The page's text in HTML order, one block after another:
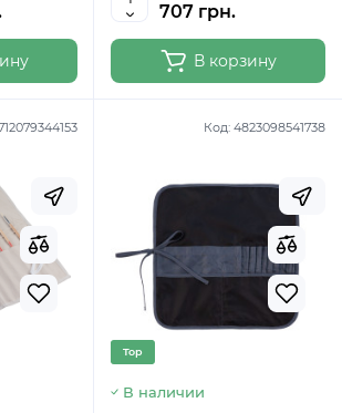
707 грн.
В корзину
Код: 4823098541738
Top
В наличии